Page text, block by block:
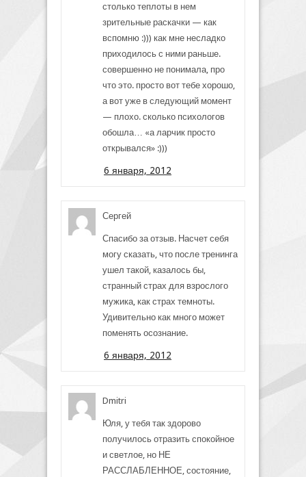
столько теплоты в нем
зрительные раскачки — как
вспомню :))) как мне несладко
приходилось с ними раньше.
совершенно не понимала, про
что это. просто вот тебе хорошо,
а вот уже в следующий момент
— плохо. сколько психологов
обошла… «а ларчик просто
открывался» :)))
6 января, 2012
Сергей
Спасибо за отзыв. Насчет себя
могу сказать, что после тренинга
ушел такой, казалось бы,
странный страх для взрослого
мужика, как страх темноты.
Удивительно как много может
поменять осознание.
6 января, 2012
Dmitri
Юля, у тебя так здорово
получилось отразить спокойное
и светлое, но НЕ
РАССЛАБЛЕННОЕ, состояние,